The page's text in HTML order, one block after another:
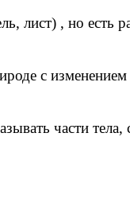
лист) , но есть
с
части тела,